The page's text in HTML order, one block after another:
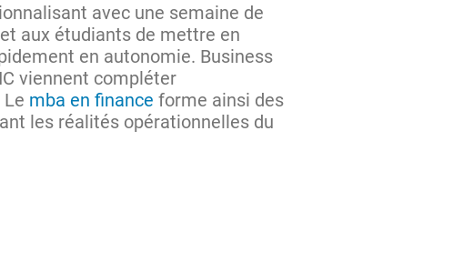
avec une semaine de
aux étudiants de mettre en
en autonomie. Business
viennent compléter
mba en finance forme ainsi des
les réalités opérationnelles du